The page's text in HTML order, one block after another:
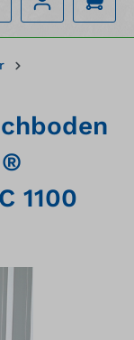
1100